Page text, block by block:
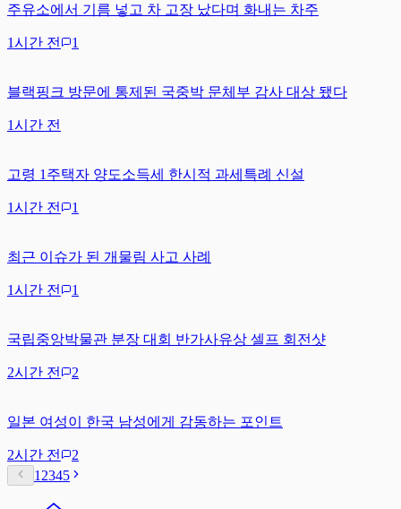
주유소에서 기름 넣고 차 고장 났다며 화내는 차주
1시간 전 1
블랙핑크 방문에 통제된 국중박 문체부 감사 대상 됐다
1시간 전
고령 1주택자 양도소득세 한시적 과세특례 신설
1시간 전 1
최근 이슈가 된 개물림 사고 사례
1시간 전 1
국립중앙박물관 분장 대회 반가사유상 셀프 회전샷
2시간 전 2
일본 여성이 한국 남성에게 감동하는 포인트
2시간 전
2
1 2345